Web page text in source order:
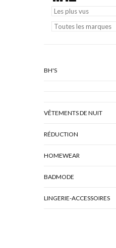
BH'S
VÊTEMENTS DE NUIT
RÉDUCTION
HOMEWEAR
BADMODE
LINGERIE-ACCESSOIRES